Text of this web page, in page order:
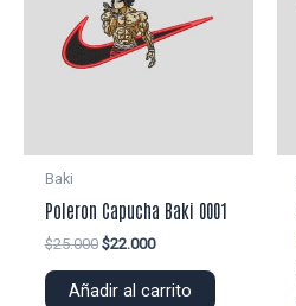
Baki
Poleron Capucha Baki 0001
$25.000 El
original
$22.000El
actual
Añadir al carrito